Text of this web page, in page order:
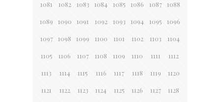
1081 1082 1083 1084 1085 1086 1087 1088
1089 1090 1091 1092 1093 1094 1095 1096
1097 1098 1099 1100 1101 1102 1103 1104
1105 1106 1107 1108 1109 1110 1111 1112
1113 1114 1115 1116 1117 1118 1119 1120
1121 1122 1123 1124 1125 1126 1127 1128